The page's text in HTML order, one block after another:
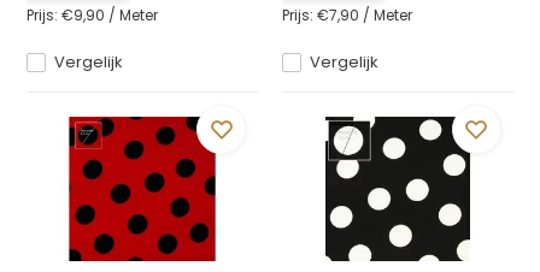
Vergelijk
Prijs:€9,90 /Meter
Vergelijk
Prijs: €7,90 / Meter